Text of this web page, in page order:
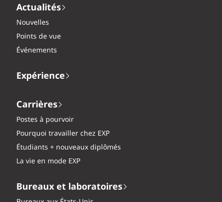
Actualités
Nouvelles
Points de vue
Événements
Expérience
Carrières
Postes à pourvoir
Pourquoi travailler chez EXP
Étudiants + nouveaux diplômés
La vie en mode EXP
Bureaux et laboratoires